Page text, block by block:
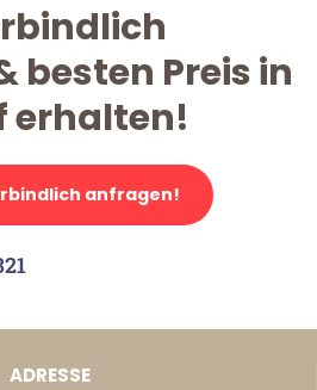
besten Preis in
erhalten!
anfragen!
ADRESSE